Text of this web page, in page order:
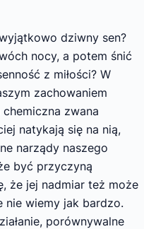
dziwny sen?
nocy, a potem śnić
z miłości? W
zachowaniem
zwana
natykają się na nią,
narządy naszego
być przyczyną
że jej nadmiar też może
nie wiemy jak bardzo.
porównywalne